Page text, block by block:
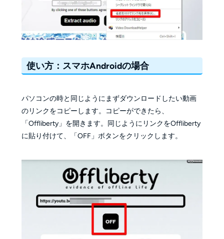
使い方：スマホAndroidの場合
パソコンの時と同じようにまずダウンロードしたい動画
のリンクをコピーします。コピーができたら、
「Offliberty」を開きます。同じようにリンクをOffliberty
に貼り付けて、「OFF」ボタンをクリックします。